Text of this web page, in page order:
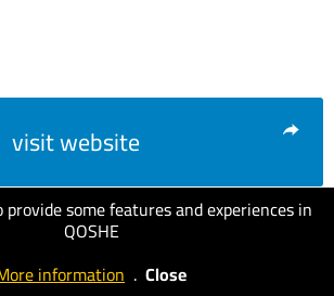
some features and experiences in
QOSHE
information . Close
visit website